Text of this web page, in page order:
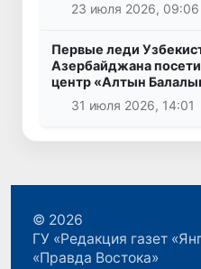
23 июля 2026, 09:06
Первые леди
Азербайджана
центр «Алтын
31 июля 2026, 14:01
© 2026
ГУ «Редакция газет
«Правда Востока»